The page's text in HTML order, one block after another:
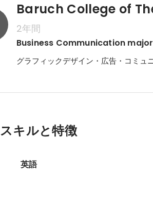
Baruch College of
2年間
Business Communication
グラフィックデザイン・広告・コミュ
スキルと特徴
英語